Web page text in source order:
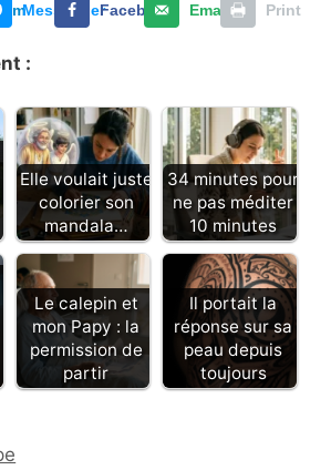
MessengerFacebook Email Print
:
Elle voulait juste
colorier son
mandala…
34 minutes pour
ne pas méditer
10 minutes
Le calepin et
mon Papy : la
permission de
partir
Il portait la
réponse sur sa
peau depuis
toujours